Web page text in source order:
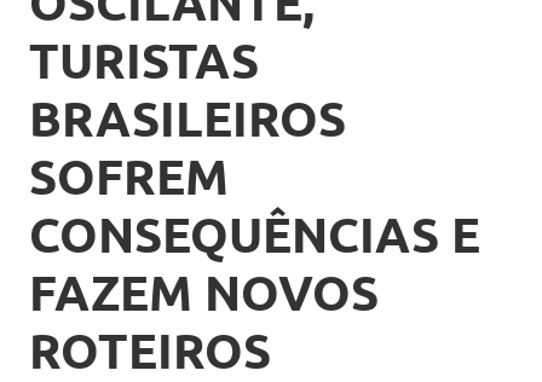
TURISTAS
BRASILEIROS
SOFREM
CONSEQUÊNCIAS E
FAZEM NOVOS
ROTEIROS